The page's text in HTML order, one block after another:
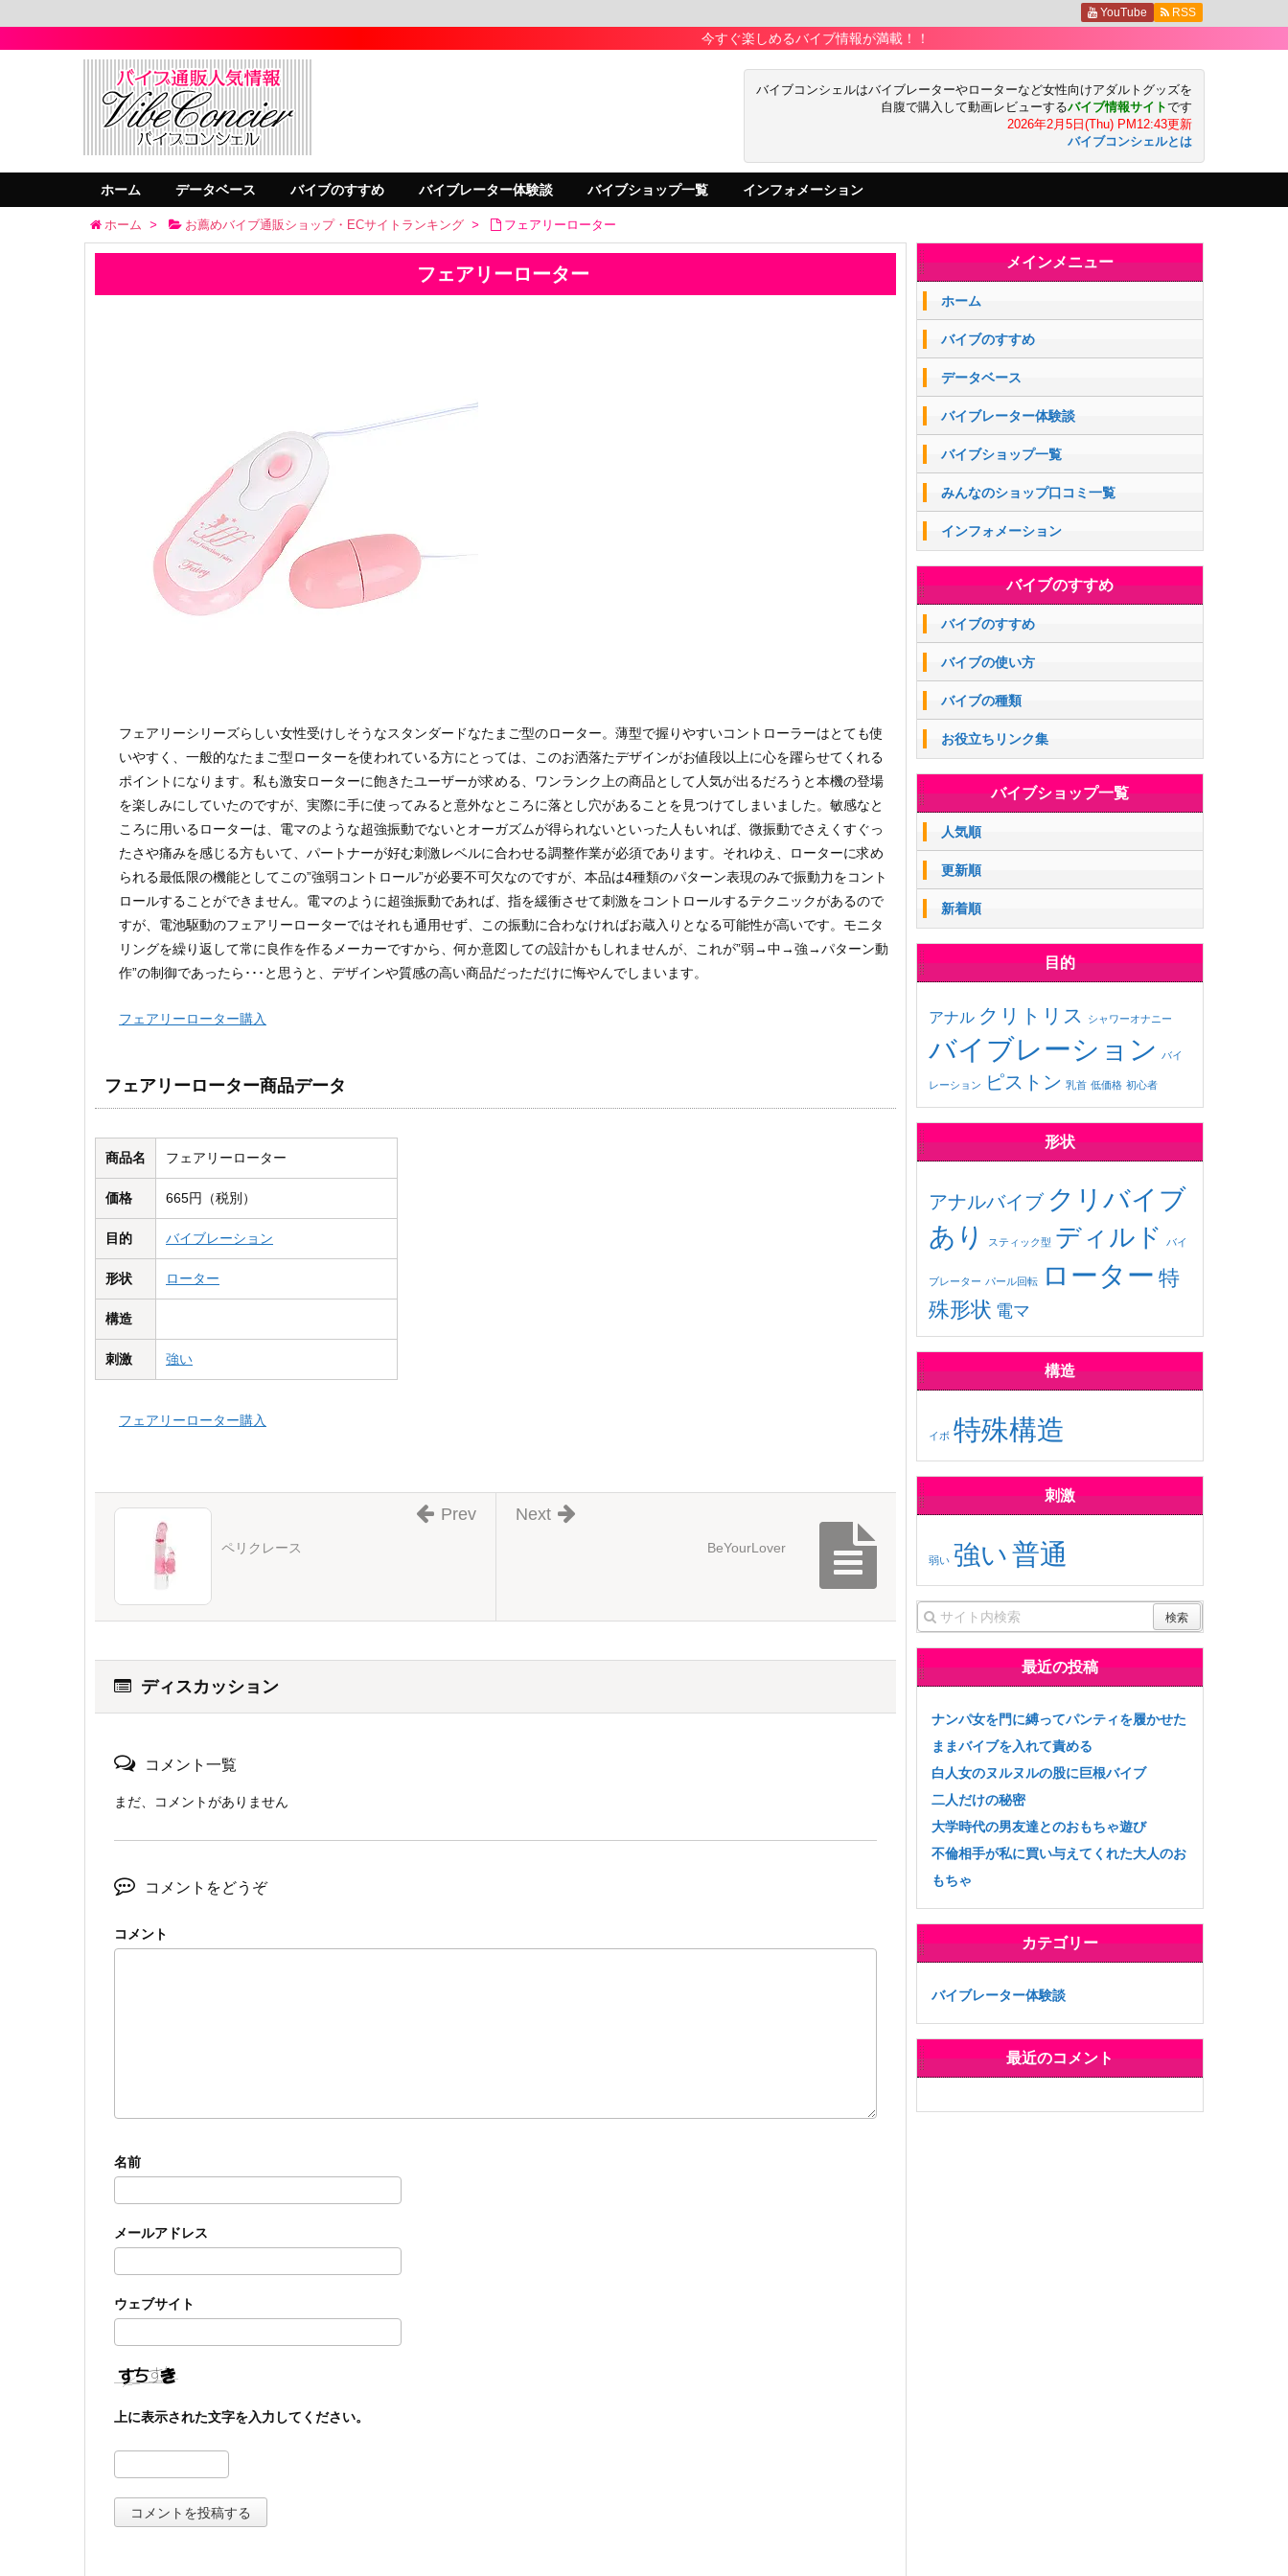
今すぐ楽しめるバイブ情報が満載！！
バイブコンシェルはバイブレーターやローターなど女性向けアダルトグッズを
自腹で購入して動画レビューするバイブ情報サイトです
2026年2月5日(Thu) PM12:43更新
バイブコンシェルとは
ホーム データベース バイブのすすめ バイブレーター体験談 バイブショップ一覧 インフォメーション
YouTube RSS
ホーム > お薦めバイブ通販ショップ・ECサイトランキング > フェアリーローター
フェアリーローター
フェアリーシリーズらしい女性受けしそうなスタンダードなたまご型のローター。薄型で握りやすいコントローラーはとても使
いやすく、一般的なたまご型ローターを使われている方にとっては、このお洒落たデザインがお値段以上に心を躍らせてくれる
ポイントになります。私も激安ローターに飽きたユーザーが求める、ワンランク上の商品として人気が出るだろうと本機の登場
を楽しみにしていたのですが、実際に手に使ってみると意外なところに落とし穴があることを見つけてしまいました。敏感なと
ころに用いるローターは、電マのような超強振動でないとオーガズムが得られないといった人もいれば、微振動でさえくすぐっ
たさや痛みを感じる方もいて、パートナーが好む刺激レベルに合わせる調整作業が必須であります。それゆえ、ローターに求め
られる最低限の機能としてこの”強弱コントロール”が必要不可欠なのですが、本品は4種類のパターン表現のみで振動力をコント
ロールすることができません。電マのように超強振動であれば、指を緩衝させて刺激をコントロールするテクニックがあるので
すが、電池駆動のフェアリーローターではそれも通用せず、この振動に合わなければお蔵入りとなる可能性が高いです。モニタ
リングを繰り返して常に良作を作るメーカーですから、何か意図しての設計かもしれませんが、これが”弱→中→強→パターン動
作”の制御であったら･･･と思うと、デザインや質感の高い商品だっただけに悔やんでしまいます。
フェアリーローター購入
フェアリーローター商品データ
商品名 フェアリーローター
価格 665円（税別）
目的 バイブレーション
形状 ローター
構造
刺激 強い
フェアリーローター購入
BeYourLover
Next
ペリクレース
Prev
ディスカッション
コメント一覧
まだ、コメントがありません
コメントをどうぞ
コメント
名前
メールアドレス
ウェブサイト
上に表示された文字を入力してください。
メインメニュー
ホーム
バイブのすすめ
データベース
バイブレーター体験談
バイブショップ一覧
みんなのショップ口コミ一覧
インフォメーション
バイブのすすめ
バイブのすすめ
バイブの使い方
バイブの種類
お役立ちリンク集
バイブショップ一覧
人気順
更新順
新着順
目的
アナル クリトリス シャワーオナニー
バイブレーション バイ
レーション ピストン 乳首 低価格 初心者
形状
アナルバイブ クリバイブ
あり
スティック型 ディルド バイ
ブレーター パール回転 ローター 特
殊形状 電マ
構造
イボ 特殊構造
刺激
弱い 強い普通
最近の投稿
ナンパ女を門に縛ってパンティを履かせた
ままバイブを入れて責める
白人女のヌルヌルの股に巨根バイブ
二人だけの秘密
大学時代の男友達とのおもちゃ遊び
不倫相手が私に買い与えてくれた大人のお
もちゃ
カテゴリー
バイブレーター体験談
最近のコメント